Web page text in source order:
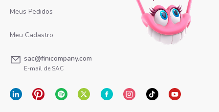
Meus Pedidos
Meu Cadastro
sac@finicompany.com
E-mail de SAC